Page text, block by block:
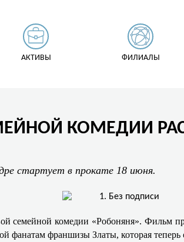
АКТИВЫ ФИЛИАЛЫ
КОМЕДИИ
стартует в прокате 18 июня.
семейной комедии «Робоняня». Фильм
фанатам франшизы Златы, которая теперь